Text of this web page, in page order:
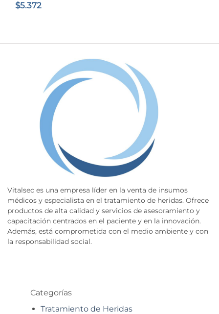
$5.372
Vitalsec es una empresa líder en la venta de insumos
médicos y especialista en el tratamiento de heridas. Ofrece
productos de alta calidad y servicios de asesoramiento y
capacitación centrados en el paciente y en la innovación.
Además, está comprometida con el medio ambiente y con
la responsabilidad social.
Categorías
Tratamiento de Heridas